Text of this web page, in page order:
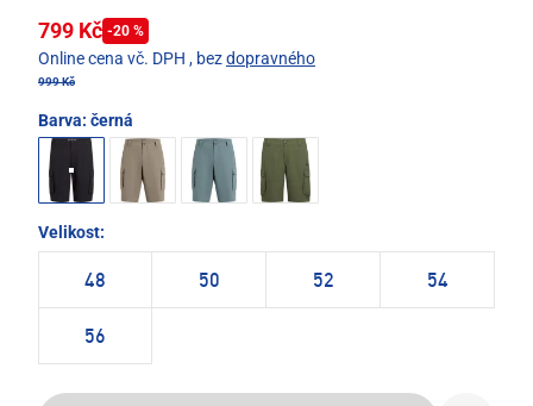
799 Kč -20 %
Online cena vč. DPH , bezdopravného
999 Kč
Barva: černá
Velikost:
48 50 52 54
56